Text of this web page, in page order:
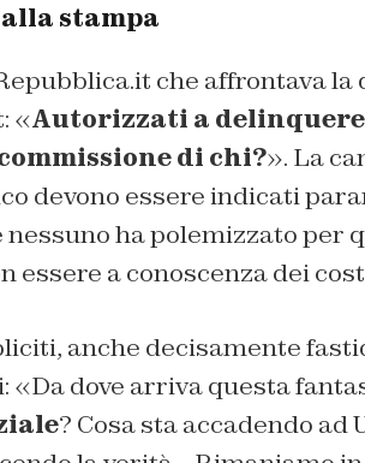
stampa
che affrontava la
«Autorizzati a
di chi?». La
devono essere indicati
ha polemizzato per
essere a conoscenza dei
anche decisamente
dove arriva questa
? Cosa sta accadendo ad